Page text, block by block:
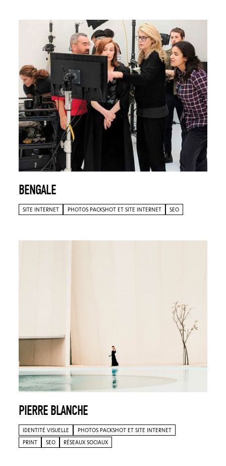
BENGALE
SITE INTERNET PHOTOS PACKSHOT ET SITE INTERNET SEO
PIERRE BLANCHE
IDENTITÉ VISUELLE
PHOTOS PACKSHOT ET SITE INTERNET
PRINT
SEO RÉSEAUX SOCIAUX